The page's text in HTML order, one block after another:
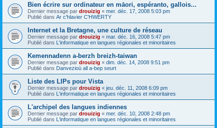
Bien écrire sur ordinateur en māori, espéranto, gallois...
Dernier message par drouizig « mer. déc. 17, 2008 5:03 pm
Publié dans Ar c'hlavier C'HWERTY
Internet et la Bretagne, une culture de réseau
Dernier message par drouizig « mar. déc. 16, 2008 5:47 pm
Publié dans L'informatique en langues régionales et minoritaires
Kemennadenn a-berzh breizh-taiwan
Dernier message par drouizig « dim. déc. 14, 2008 9:51 pm
Publié dans Danvezioù all a-bep seurt
Liste des LIPs pour Vista
Dernier message par drouizig « jeu. déc. 11, 2008 6:09 pm
Publié dans L'informatique en langues régionales et minoritaires
L'archipel des langues indiennes
Dernier message par drouizig « mer. déc. 10, 2008 2:48 pm
Publié dans L'informatique en langues régionales et minoritaires